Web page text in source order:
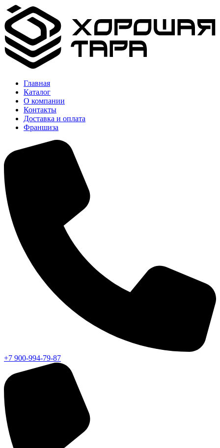
Главная
Каталог
О компании
Контакты
Доставка и оплата
Франшиза
+7 900-994-79-87